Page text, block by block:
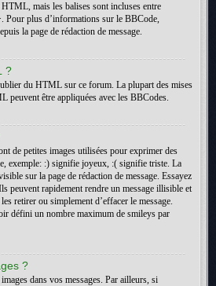
mais les balises sont incluses entre
Pour plus d’informations sur le BBCode,
la page de rédaction de message.
?
du HTML sur ce forum. La plupart des mises
peuvent être appliquées avec les BBCodes.
de petites images utilisées pour exprimer des
exemple: :) signifie joyeux, :( signifie triste. La
sur la page de rédaction de message. Essayez
peuvent rapidement rendre un message illisible et
retirer ou simplement d’effacer le message.
défini un nombre maximum de smileys par
?
dans vos messages. Par ailleurs, si